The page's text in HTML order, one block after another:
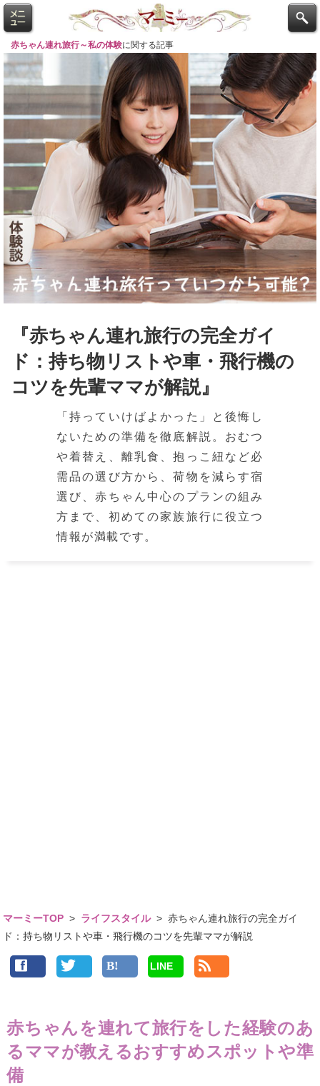
赤ちゃん連れ旅行～私の体験に関する記事
『赤ちゃん連れ旅行の完全ガイ
ド：持ち物リストや車・飛行機の
コツを先輩ママが解説』
「持っていけばよかった」と後悔し
ないための準備を徹底解説。おむつ
や着替え、離乳食、抱っこ紐など必
需品の選び方から、荷物を減らす宿
選び、赤ちゃん中心のプランの組み
方まで、初めての家族旅行に役立つ
情報が満載です。
マーミーTOP > ライフスタイル>赤ちゃん連れ旅行の完全ガイ
ド：持ち物リストや車・飛行機のコツを先輩ママが解説
LINE
赤ちゃんを連れて旅行をした経験のあ
るママが教えるおすすめスポットや準
備